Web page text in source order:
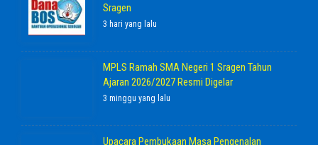
Sragen
3 hari yang lalu
MPLS Ramah SMA Negeri 1 Sragen Tahun
Ajaran 2026/2027 Resmi Digelar
3 minggu yang lalu
Upacara Pembukaan Masa Pengenalan